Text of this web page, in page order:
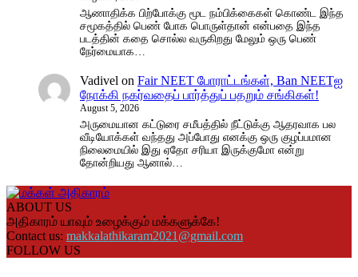
ஆணாதிக்க பிற்போக்கு மூட நம்பிக்கைகள் கொண்ட இந்த
சமூகத்தில் பெண் போக பொருள்தான் என்பதை இந்த
படத்தின் கதை சொல்ல வருகிறது மேலும் ஒரு பெண்
நேர்மையாக…
Vadivel on Fair NEET போராட்டங்கள், Ban NEETஐ
நோக்கி நகர்வதைப் பார்த்துப் பதறும் சங்கிகள்!
August 5, 2026
அருமையான கட்டுரை சமீபத்தில் நீட்டுக்கு ஆதரவாக பல
வீடியோக்கள் வந்தது அப்போது எனக்கு ஒரு குழப்பமான
நிலைமையில் இது ஏதோ சரியா இருக்குமோ என்று
தோன்றியது ஆனால்…
ABOUT US
அதிகாரம் யாவும் உழைக்கும் மக்களுக்கே!
Contact us: makkalathikaram2021@gmail.com
FOLLOW US